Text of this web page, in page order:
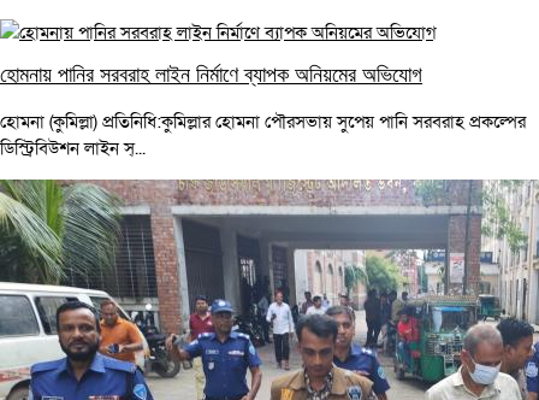
হোমনায় পানির সরবরাহ লাইন নির্মাণে ব্যাপক অনিয়মের অভিযোগ
হোমনা (কুমিল্লা) প্রতিনিধি:কুমিল্লার হোমনা পৌরসভায় সুপেয় পানি সরবরাহ প্রকল্পের
ডিস্ট্রিবিউশন লাইন স্...